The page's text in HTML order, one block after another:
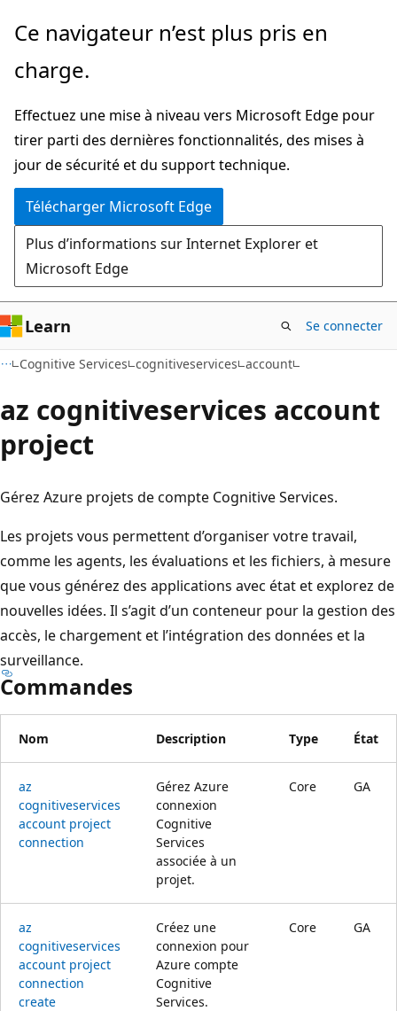
Passer
directement
au
principal
Passer
la
dans
la
page
Ce navigateur n’est plus pris en
charge.
Effectuez une mise à niveau vers Microsoft Edge pour
tirer parti des dernières fonctionnalités, des mises à
jour de sécurité et du support technique.
Télécharger Microsoft Edge
Plus d’informations sur Internet Explorer et
Microsoft Edge
Learn Se connecter
Cognitive Services cognitiveservices account
az cognitiveservices account
project
Gérez Azure projets de compte Cognitive Services.
Les projets vous permettent d’organiser votre travail,
comme les agents, les évaluations et les fichiers, à mesure
que vous générez des applications avec état et explorez de
nouvelles idées. Il s’agit d’un conteneur pour la gestion des
accès, le chargement et l’intégration des données et la
surveillance.
Commandes
Nom Description Type État
az
cognitiveservices
account project
connection
Gérez Azure
connexion
Cognitive
Services
associée à un
projet.
Core GA
az
cognitiveservices
account project
connection
create
Créez une
connexion pour
Azure compte
Cognitive
Services.
Core GA